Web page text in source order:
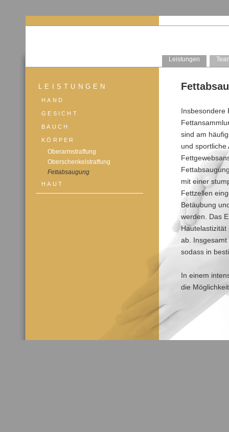
Leistungen
LEISTUNGEN
HAND
GESICHT
BAUCH
KÖRPER
Oberarmstraffung
Oberschenkelstraffung
Fettabsaugung
HAUT
Insbesondere
sind am
und
mit einer
Fettzellen
Betäubung
werden. Das
ab.
sodass in
In einem
die